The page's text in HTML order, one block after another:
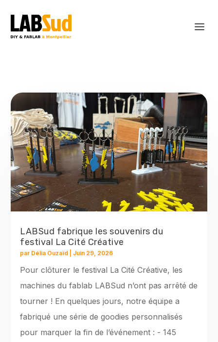
LABSud fabrique les souvenirs du
festival La Cité Créative
par Délia Ouzaïd Juin 29, 2026
Pour clôturer le festival La Cité Créative, les
machines du fablab LABSud n’ont pas arrêté de
tourner ! En quelques jours, notre équipe a
fabriqué une série de goodies personnalisés
pour marquer la fin de l’événement : - 145